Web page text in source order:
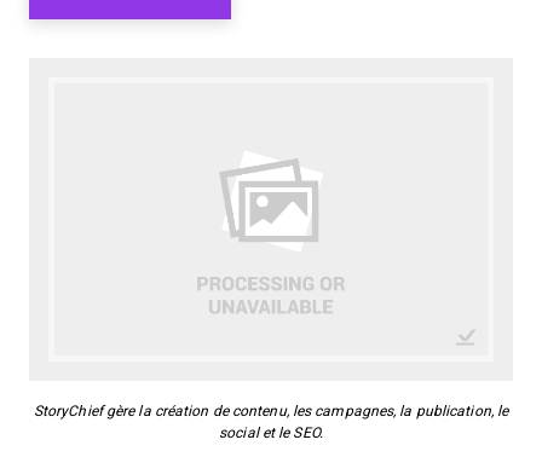
StoryChief gère la création de contenu, les campagnes, la publication, le
social et le SEO.